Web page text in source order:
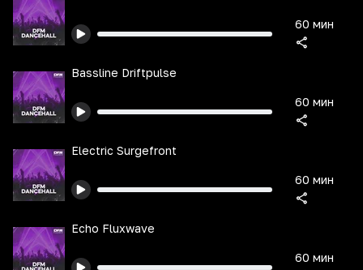
60 мин
Bassline Driftpulse
60 мин
Electric Surgefront
60 мин
Echo Fluxwave
60 мин